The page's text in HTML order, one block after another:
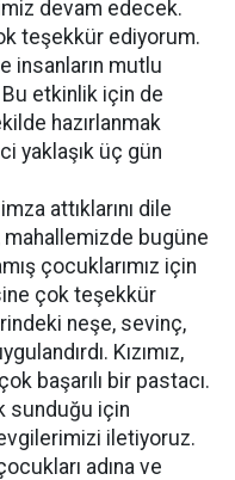
devam edecek.
teşekkür ediyorum.
insanların mutlu
Bu etkinlik için de
hazırlanmak
yaklaşık üç gün
attıklarını dile
mahallemizde bugüne
çocuklarımız için
çok teşekkür
neşe, sevinç,
Kızımız,
başarılı bir pastacı.
sunduğu için
iletiyoruz.
adına ve